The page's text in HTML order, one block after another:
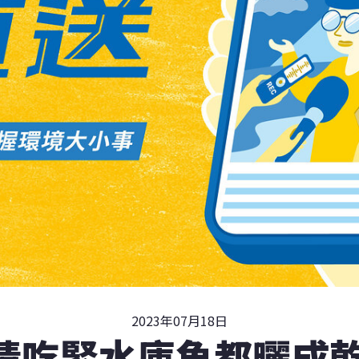
2023年07月18日